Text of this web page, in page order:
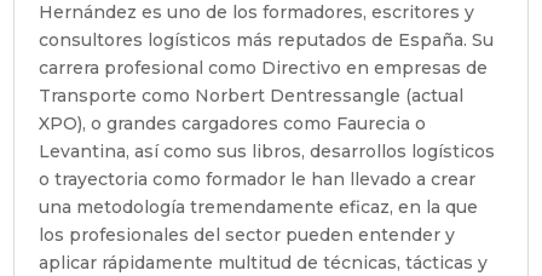
Hernández es uno de los formadores, escritores y
consultores logísticos más reputados de España. Su
carrera profesional como Directivo en empresas de
Transporte como Norbert Dentressangle (actual
XPO), o grandes cargadores como Faurecia o
Levantina, así como sus libros, desarrollos logísticos
o trayectoria como formador le han llevado a crear
una metodología tremendamente eficaz, en la que
los profesionales del sector pueden entender y
aplicar rápidamente multitud de técnicas, tácticas y